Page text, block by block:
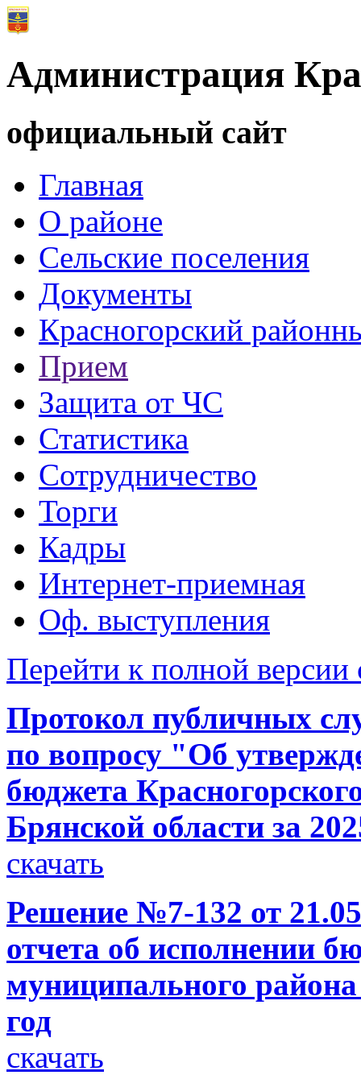
Администрация
официальный сайт
Главная
О районе
Сельские поселения
Документы
Красногорский
Прием
Защита от ЧС
Статистика
Сотрудничество
Торги
Кадры
Интернет-приемная
Оф. выступления
Перейти к полной версии
Протокол публичных
по вопросу "Об
бюджета
Брянской области за
скачать
Решение №7-132 от
отчета об исполнении
муниципального
год
скачать